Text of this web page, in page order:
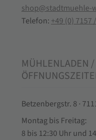
shop@stadtmuehle-
Telefon: +49 (0) 7157
MÜHLENLADEN /
Betzenbergstr. 8 ·
Montag bis Freitag:
8 bis 12:30 Uhr und